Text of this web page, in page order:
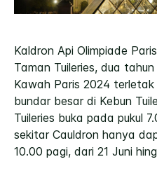
Kaldron Api Olimpiade
Taman Tuileries, dua
Kawah Paris 2024
bundar besar di Kebun
Tuileries buka pada pukul
sekitar Cauldron hanya
10.00 pagi, dari 21 Juni